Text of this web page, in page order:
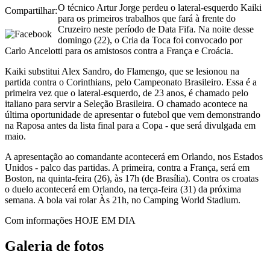
Compartilhar:O técnico Artur Jorge perdeu o lateral-esquerdo Kaiki
para os primeiros trabalhos que fará à frente do
Cruzeiro neste período de Data Fifa. Na noite desse
domingo (22), o Cria da Toca foi convocado por
Carlo Ancelotti para os amistosos contra a França e Croácia.
Kaiki substitui Alex Sandro, do Flamengo, que se lesionou na
partida contra o Corinthians, pelo Campeonato Brasileiro. Essa é a
primeira vez que o lateral-esquerdo, de 23 anos, é chamado pelo
italiano para servir a Seleção Brasileira. O chamado acontece na
última oportunidade de apresentar o futebol que vem demonstrando
na Raposa antes da lista final para a Copa - que será divulgada em
maio.
A apresentação ao comandante acontecerá em Orlando, nos Estados
Unidos - palco das partidas. A primeira, contra a França, será em
Boston, na quinta-feira (26), às 17h (de Brasília). Contra os croatas
o duelo acontecerá em Orlando, na terça-feira (31) da próxima
semana. A bola vai rolar Às 21h, no Camping World Stadium.
Com informações HOJE EM DIA
Galeria de fotos